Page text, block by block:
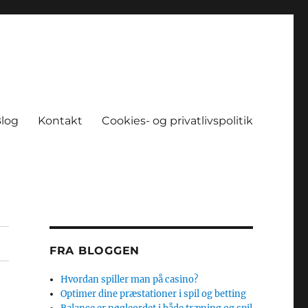
Kontakt Cookies- og privatlivspolitik
FRA BLOGGEN
Hvordan spiller man på casino?
Optimer dine præstationer i spil og betting